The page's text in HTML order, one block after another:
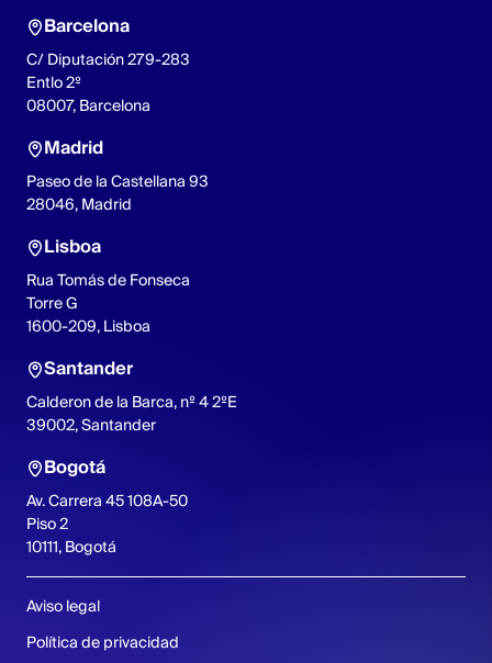
Barcelona
C/ Diputación 279-283
Entlo 2º
08007, Barcelona
Madrid
Paseo de la Castellana 93
28046, Madrid
Lisboa
Rua Tomás de Fonseca
Torre G
1600-209, Lisboa
Santander
Calderon de la Barca, nº 4 2ºE
39002, Santander
Bogotá
Av. Carrera 45 108A-50
Piso 2
10111, Bogotá
Aviso legal
Política de privacidad